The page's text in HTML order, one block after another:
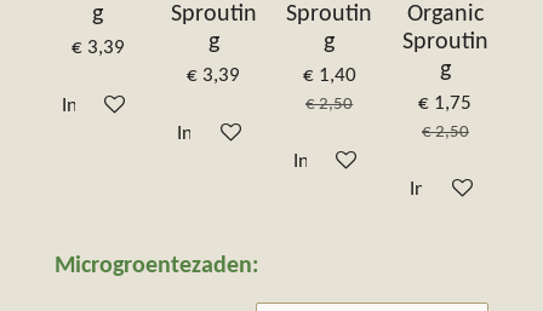
g
€ 3,39
In winkelwagen
Sproutin
g
€ 3,39
In winkelwagen
Sproutin
g
€ 1,40
€ 2,50
In winkelwagen
Organic
Sproutin
g
€ 1,75
€ 2,50
In winkelwagen
Microgroentezaden: